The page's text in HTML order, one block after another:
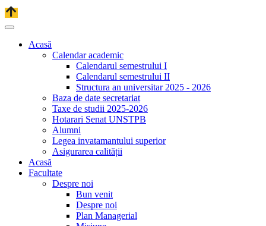
Acasă
Calendar academic
Calendarul semestrului I
Calendarul semestrului II
Structura an universitar 2025 - 2026
Baza de date secretariat
Taxe de studii 2025-2026
Hotarari Senat UNSTPB
Alumni
Legea invatamantului superior
Asigurarea calității
Acasă
Facultate
Despre noi
Bun venit
Despre noi
Plan Managerial